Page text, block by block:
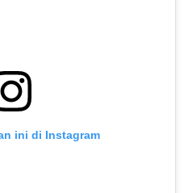
ini di Instagram